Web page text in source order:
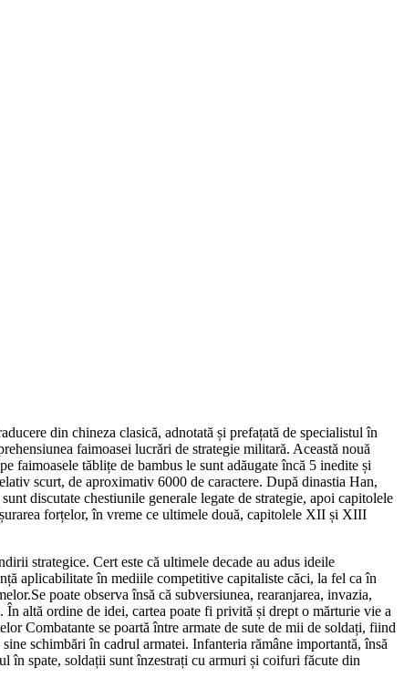
din chineza clasică, adnotată și prefațată de specialistul în
faimoasei lucrări de strategie militară. Această nouă
faimoasele tăblițe de bambus le sunt adăugate încă 5 inedite și
scurt, de aproximativ 6000 de caractere. După dinastia Han,
discutate chestiunile generale legate de strategie, apoi capitolele
forțelor, în vreme ce ultimele două, capitolele XII și XIII
strategice. Cert este că ultimele decade au adus ideile
aplicabilitate în mediile competitive capitaliste căci, la fel ca în
poate observa însă că subversiunea, rearanjarea, invazia,
altă ordine de idei, cartea poate fi privită și drept o mărturie vie a
Combatante se poartă între armate de sute de mii de soldați, fiind
schimbări în cadrul armatei. Infanteria rămâne importantă, însă
în spate, soldații sunt înzestrați cu armuri și coifuri făcute din